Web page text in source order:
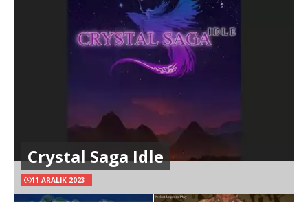
Crystal Saga Idle
11 ARALIK 2023